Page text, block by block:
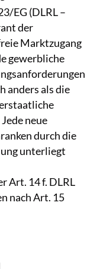
EG (DLRL –
der
Marktzugang
gewerbliche
anders als die
neue
durch die
unterliegt
Art. 14 f. DLRL
nach Art. 15